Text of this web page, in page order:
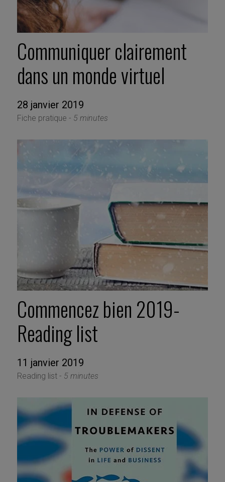
Communiquer clairement
dans un monde virtuel
28 janvier 2019
Fiche pratique - 5 minutes
Commencez bien 2019-
Reading list
11 janvier 2019
Reading list - 5 minutes